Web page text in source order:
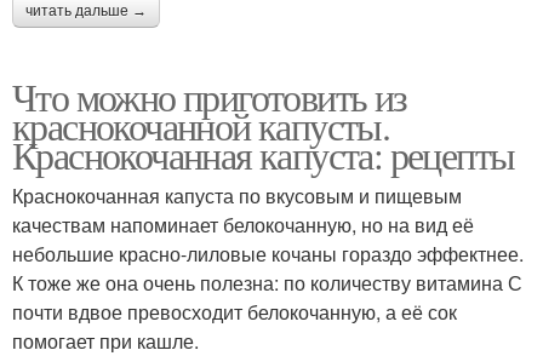
читать дальше →
Что можно приготовить из
краснокочанной капусты.
Краснокочанная капуста: рецепты
Краснокочанная капуста по вкусовым и пищевым
качествам напоминает белокочанную, но на вид её
небольшие красно-лиловые кочаны гораздо эффектнее.
К тоже же она очень полезна: по количеству витамина С
почти вдвое превосходит белокочанную, а её сок
помогает при кашле.